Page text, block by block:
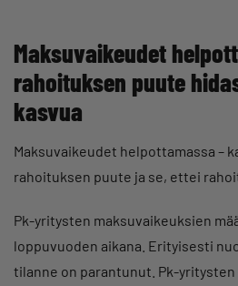
Maksuvaikeudet
rahoituksen puute
kasvua
Maksuvaikeudet helpottamassa –
rahoituksen puute ja se, ettei
Pk-yritysten maksuvaikeuksien
loppuvuoden aikana. Erityisesti
tilanne on parantunut. Pk-